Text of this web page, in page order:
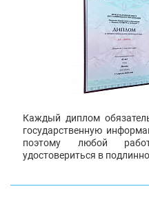
Каждый диплом
государственную
поэтому любой
удостовериться в